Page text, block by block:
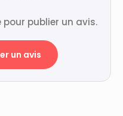
publier un avis.
un avis